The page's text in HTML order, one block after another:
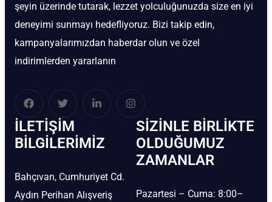
şeyin üzerinde tutarak, lezzet yolculuğunuzda size en iyi
deneyimi sunmayı hedefliyoruz. Bizi takip edin,
kampanyalarımızdan haberdar olun ve özel
indirimlerden yararlanın
İLETIŞIM
BİLGILERIMIZ
Bahçıvan, Cumhuriyet Cd.
Aydın Perihan Alışveriş
SIZINLE BIRLIKTE
OLDUĞUMUZ
ZAMANLAR
Pazartesi – Cuma: 8:00–